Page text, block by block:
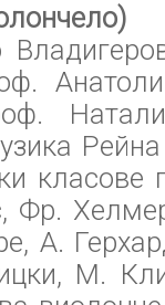
класове
Фр.
А.
М.